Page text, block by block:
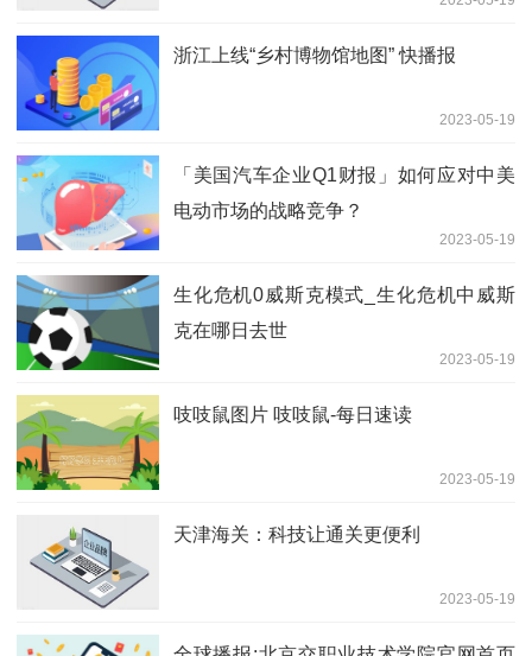
浙江上线“乡村博物馆地图” 快播报
2023-05-19
「美国汽车企业Q1财报」如何应对中美
电动市场的战略竞争？
2023-05-19
生化危机0威斯克模式_生化危机中威斯
克在哪日去世
2023-05-19
吱吱鼠图片 吱吱鼠-每日速读
2023-05-19
天津海关：科技让通关更便利
2023-05-19